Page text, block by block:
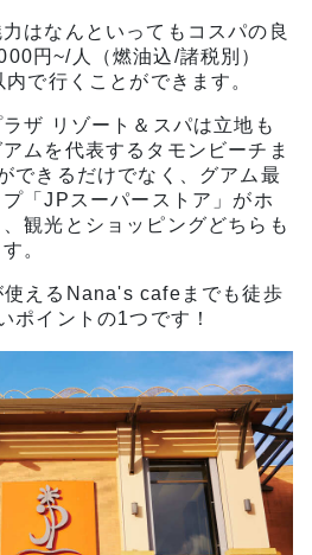
はなんといってもコスパの良
円~/人（燃油込/諸税別）
で行くことができます。
ザ リゾート＆スパは立地も
ムを代表するタモンビーチま
できるだけでなく、グアム最
「JPスーパーストア」がホ
観光とショッピングどちらも
。
えるNana's cafeまでも徒歩
ポイントの1つです！